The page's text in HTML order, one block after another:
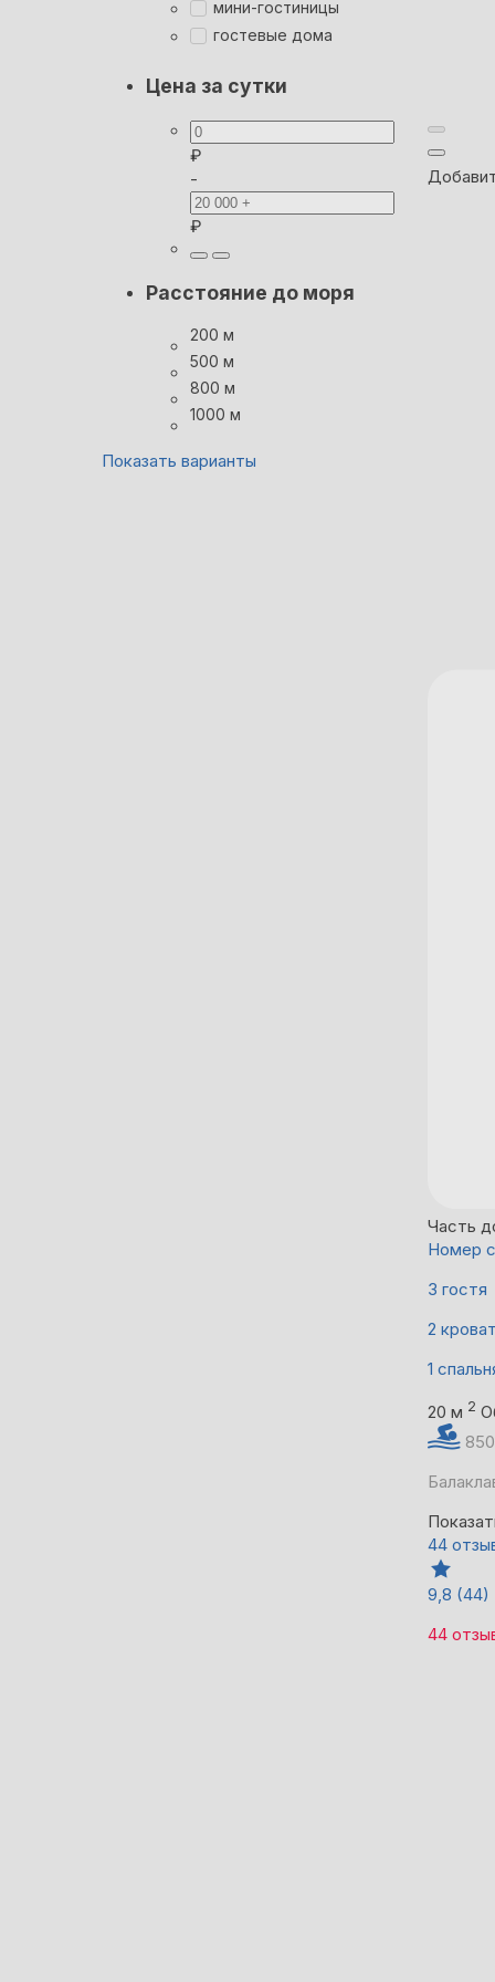
мини-гостиницы
гостевые дома
Цена за сутки
₽
-
₽
Расстояние до моря
200 м
500 м
800 м
1000 м
Показать варианты
Часть
Номер
3 гостя
2
1
20 м 2
44
9,8 (44)
44